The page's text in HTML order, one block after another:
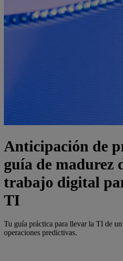
Anticipación de
guía de madurez
trabajo digital
TI
Tu guía práctica para llevar la TI de
operaciones predictivas.